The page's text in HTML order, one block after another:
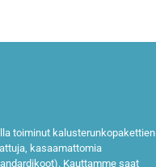
toiminut kalusterunkopakettien
kasaamattomia
Kauttamme saat